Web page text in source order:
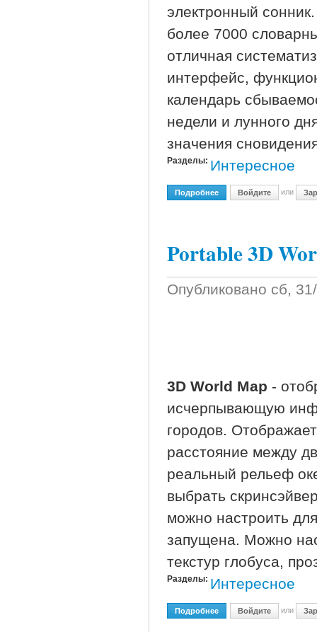
электронный
более 7000
отличная
интерфейс,
календарь
недели и лунного
значения
Разделы: Интересное
Подробнее О Сонник TNR Vision
Войдите или
Portable 3D
Опубликовано сб,
3D World Map -
исчерпывающую
городов.
расстояние между
реальный рельеф
выбрать
можно настроить
запущена. Можно
текстур глобуса,
Разделы: Интересное
Подробнее О Portable 3D World Map
Войдите или